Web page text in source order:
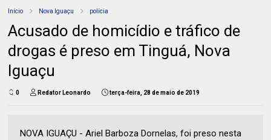
Início Nova Iguaçu polícia
Acusado de homicídio e tráfico de
drogas é preso em Tinguá, Nova
Iguaçu
0 Redator Leonardo terça-feira, 28 de maio de 2019
NOVA IGUAÇU - Ariel Barboza Dornelas, foi preso nesta